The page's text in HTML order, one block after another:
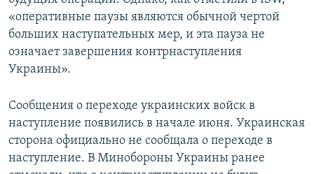
«оперативные паузы являются обычной чертой
больших наступательных мер, и эта пауза не
означает завершения контрнаступления
Украины».
Сообщения о переходе украинских войск в
наступление появились в начале июня. Украинская
сторона официально не сообщала о переходе в
наступление. В Минобороны Украины ранее